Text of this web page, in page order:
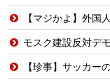
【マジかよ】外国人「な
モスク建設反対デ
【珍事】サッカー